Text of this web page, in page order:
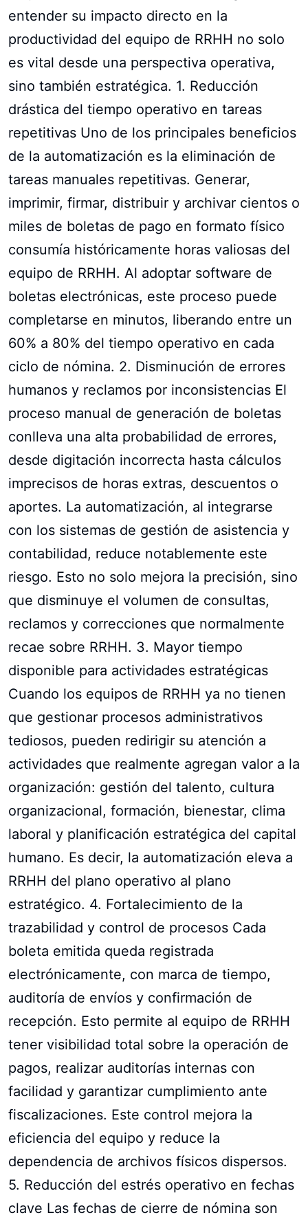
entender su impacto directo en la
productividad del equipo de RRHH no solo
es vital desde una perspectiva operativa,
sino también estratégica. 1. Reducción
drástica del tiempo operativo en tareas
repetitivas Uno de los principales beneficios
de la automatización es la eliminación de
tareas manuales repetitivas. Generar,
imprimir, firmar, distribuir y archivar cientos o
miles de boletas de pago en formato físico
consumía históricamente horas valiosas del
equipo de RRHH. Al adoptar software de
boletas electrónicas, este proceso puede
completarse en minutos, liberando entre un
60% a 80% del tiempo operativo en cada
ciclo de nómina. 2. Disminución de errores
humanos y reclamos por inconsistencias El
proceso manual de generación de boletas
conlleva una alta probabilidad de errores,
desde digitación incorrecta hasta cálculos
imprecisos de horas extras, descuentos o
aportes. La automatización, al integrarse
con los sistemas de gestión de asistencia y
contabilidad, reduce notablemente este
riesgo. Esto no solo mejora la precisión, sino
que disminuye el volumen de consultas,
reclamos y correcciones que normalmente
recae sobre RRHH. 3. Mayor tiempo
disponible para actividades estratégicas
Cuando los equipos de RRHH ya no tienen
que gestionar procesos administrativos
tediosos, pueden redirigir su atención a
actividades que realmente agregan valor a la
organización: gestión del talento, cultura
organizacional, formación, bienestar, clima
laboral y planificación estratégica del capital
humano. Es decir, la automatización eleva a
RRHH del plano operativo al plano
estratégico. 4. Fortalecimiento de la
trazabilidad y control de procesos Cada
boleta emitida queda registrada
electrónicamente, con marca de tiempo,
auditoría de envíos y confirmación de
recepción. Esto permite al equipo de RRHH
tener visibilidad total sobre la operación de
pagos, realizar auditorías internas con
facilidad y garantizar cumplimiento ante
fiscalizaciones. Este control mejora la
eficiencia del equipo y reduce la
dependencia de archivos físicos dispersos.
5. Reducción del estrés operativo en fechas
clave Las fechas de cierre de nómina son